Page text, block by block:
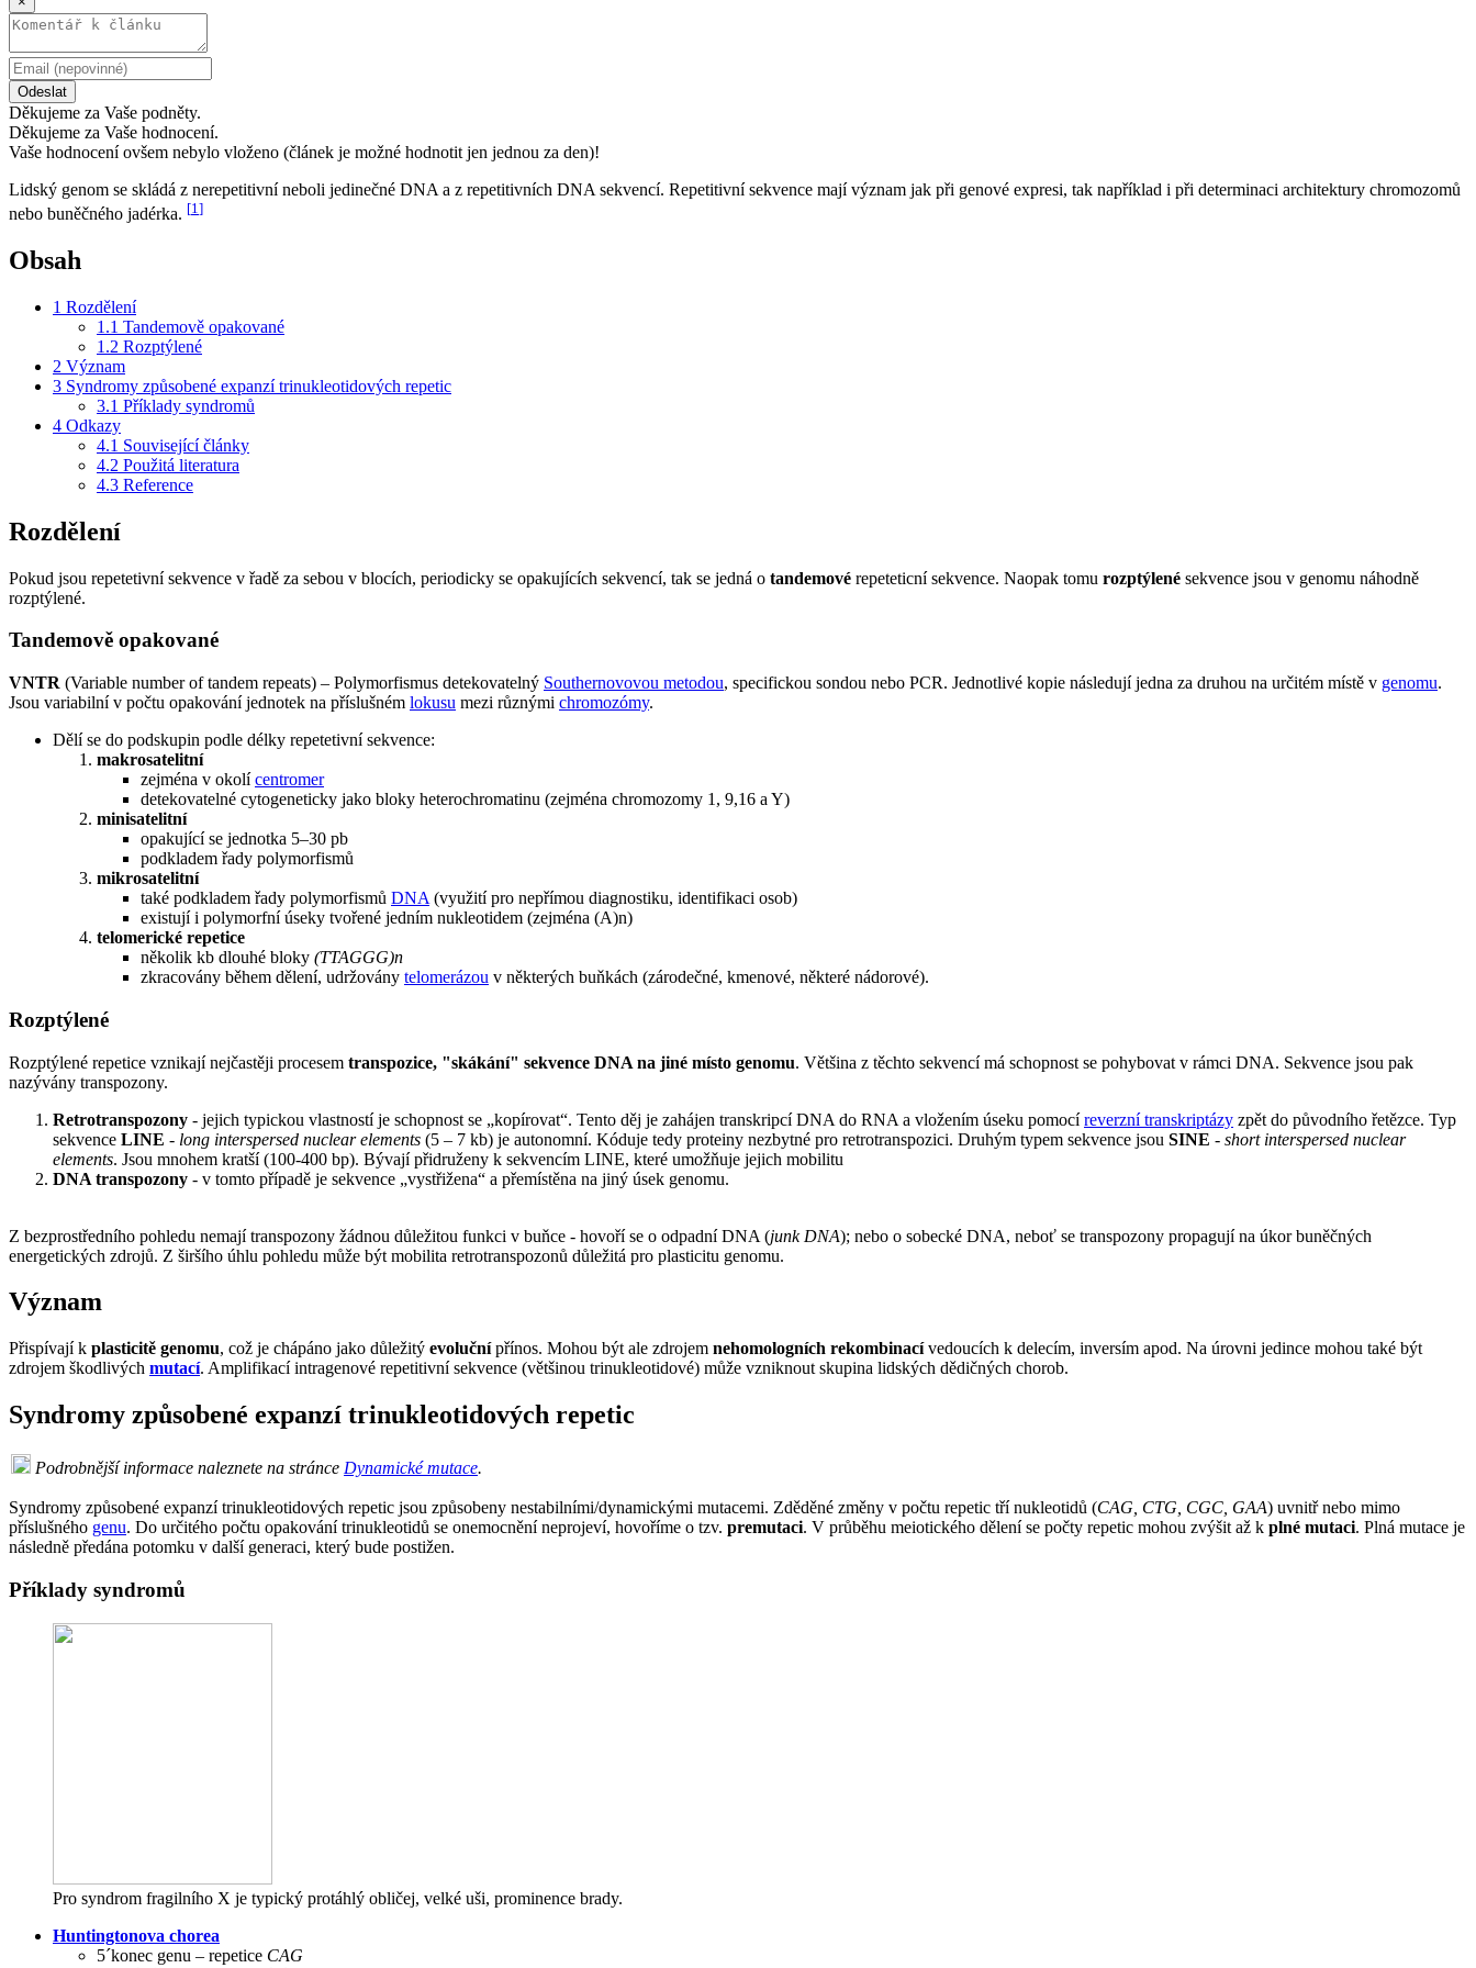
Odeslat
Děkujeme za Vaše podněty.
Děkujeme za Vaše hodnocení.
Vaše hodnocení ovšem nebylo vloženo (článek je možné hodnotit jen jednou za den)!
Lidský genom se skládá z nerepetitivní neboli jedinečné DNA a z repetitivních DNA sekvencí. Repetitivní sekvence mají význam jak při genové expresi, tak například i při determinaci architektury chromozomů
nebo buněčného jadérka. [1 ]
Obsah
1 Rozdělení
1.1 Tandemově opakované
1.2 Rozptýlené
2 Význam
3 Syndromy způsobené expanzí trinukleotidových repetic
3.1 Příklady syndromů
4 Odkazy
4.1 Související články
4.2 Použitá literatura
4.3 Reference
Rozdělení
Pokud jsou repetetivní sekvence v řadě za sebou v blocích, periodicky se opakujících sekvencí, tak se jedná o tandemové repeteticní sekvence. Naopak tomu rozptýlené sekvence jsou v genomu náhodně
rozptýlené.
Tandemově opakované
VNTR (Variable number of tandem repeats) – Polymorfismus detekovatelný Southernovovou metodou, specifickou sondou nebo PCR. Jednotlivé kopie následují jedna za druhou na určitém místě v genomu.
Jsou variabilní v počtu opakování jednotek na příslušném lokusu mezi různými chromozómy.
Dělí se do podskupin podle délky repetetivní sekvence:
makrosatelitní
zejména v okolícentromer
detekovatelné cytogeneticky jako bloky heterochromatinu (zejména chromozomy 1, 9,16 a Y)
minisatelitní
opakující se jednotka 5–30 pb
podkladem řady polymorfismů
mikrosatelitní
také podkladem řady polymorfismů DNA (využití pro nepřímou diagnostiku, identifikaci osob)
existují i polymorfní úseky tvořené jedním nukleotidem (zejména (A)n)
telomerické repetice
několik kb dlouhé bloky (TTAGGG)n
zkracovány během dělení, udržovány telomerázou v některých buňkách (zárodečné, kmenové, některé nádorové).
Rozptýlené
Rozptýlené repetice vznikají nejčastěji procesem transpozice, "skákání" sekvence DNA na jiné místo genomu. Většina z těchto sekvencí má schopnost se pohybovat v rámci DNA. Sekvence jsou pak
nazývány transpozony.
Retrotranspozony - jejich typickou vlastností je schopnost se „kopírovat“. Tento děj je zahájen transkripcí DNA do RNA a vložením úseku pomocíreverzní transkriptázy zpět do původního řetězce. Typ
sekvence LINE - long interspersed nuclear elements (5 – 7 kb) je autonomní. Kóduje tedy proteiny nezbytné pro retrotranspozici. Druhým typem sekvence jsou SINE - short interspersed nuclear
elements. Jsou mnohem kratší (100-400 bp). Bývají přidruženy k sekvencím LINE, které umožňuje jejich mobilitu
DNA transpozony - v tomto případě je sekvence „vystřižena“ a přemístěna na jiný úsek genomu.
Z bezprostředního pohledu nemají transpozony žádnou důležitou funkci v buňce - hovoří se o odpadní DNA (junk DNA); nebo o sobecké DNA, neboť se transpozony propagují na úkor buněčných
energetických zdrojů. Z širšího úhlu pohledu může být mobilita retrotranspozonů důležitá pro plasticitu genomu.
Význam
Přispívají k plasticitě genomu, což je chápáno jako důležitý evolučnípřínos. Mohou být ale zdrojem nehomologních rekombinacívedoucích k delecím, inversím apod. Na úrovni jedince mohou také být
zdrojem škodlivých mutací. Amplifikací intragenové repetitivní sekvence (většinou trinukleotidové) může vzniknout skupina lidských dědičných chorob.
Syndromy způsobené expanzí trinukleotidových repetic
Podrobnější informace naleznete na stránce Dynamické mutace.
Syndromy způsobené expanzí trinukleotidových repetic jsou způsobeny nestabilními/dynamickými mutacemi. Zděděné změny v počtu repetic tří nukleotidů (CAG, CTG, CGC, GAA) uvnitř nebo mimo
příslušného genu. Do určitého počtu opakování trinukleotidů se onemocnění neprojeví, hovoříme o tzv. premutaci. V průběhu meiotického dělení se počty repetic mohou zvýšit až k plné mutaci. Plná mutace je
následně předána potomku v další generaci, který bude postižen.
Příklady syndromů
Pro syndrom fragilního X je typický protáhlý obličej, velké uši, prominence brady.
Huntingtonova chorea
5´konec genu – repetice CAG